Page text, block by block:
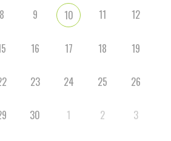
8 9 10 11 12
16 17 18 19
23 24 25 26
30 1 2 3